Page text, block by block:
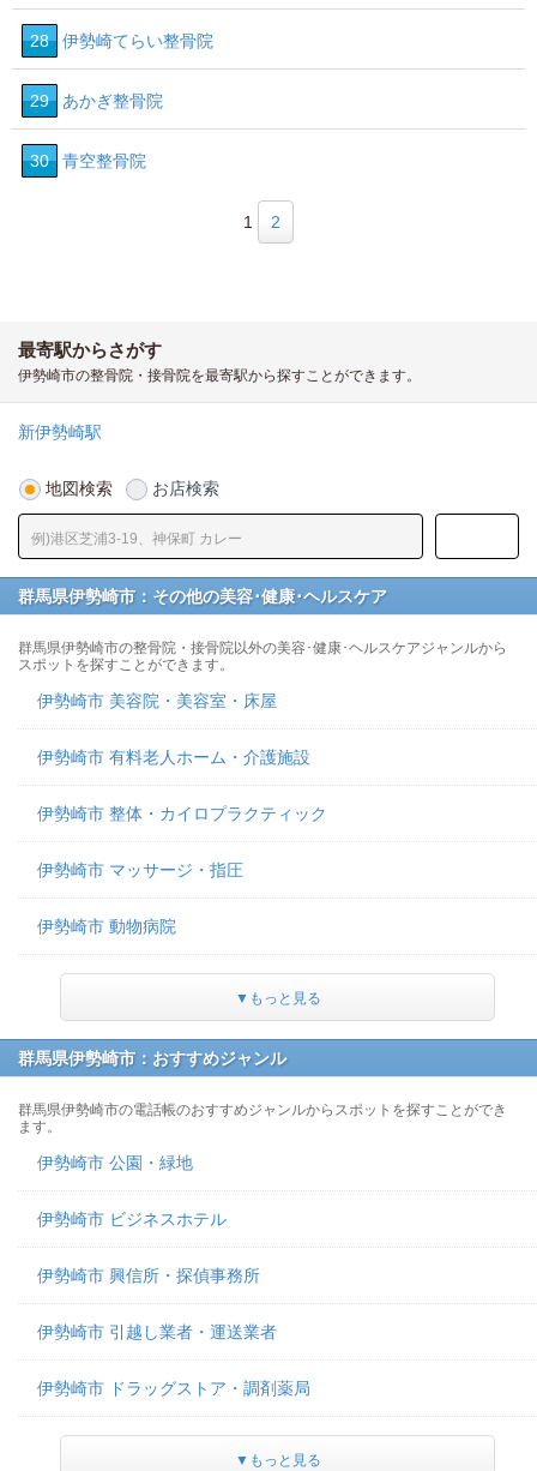
28 伊勢崎てらい整骨院
29 あかぎ整骨院
30 青空整骨院
1 2
最寄駅からさがす
伊勢崎市の整骨院・接骨院を最寄駅から探すことができます。
新伊勢崎駅
地図検索 お店検索
群馬県伊勢崎市：その他の美容･健康･ヘルスケア
群馬県伊勢崎市の整骨院・接骨院以外の美容･健康･ヘルスケアジャンルから
スポットを探すことができます。
伊勢崎市 美容院・美容室・床屋
伊勢崎市 有料老人ホーム・介護施設
伊勢崎市 整体・カイロプラクティック
伊勢崎市 マッサージ・指圧
伊勢崎市 動物病院
▼もっと見る
群馬県伊勢崎市：おすすめジャンル
群馬県伊勢崎市の電話帳のおすすめジャンルからスポットを探すことができ
ます。
伊勢崎市 公園・緑地
伊勢崎市 ビジネスホテル
伊勢崎市 興信所・探偵事務所
伊勢崎市 引越し業者・運送業者
伊勢崎市 ドラッグストア・調剤薬局
▼もっと見る